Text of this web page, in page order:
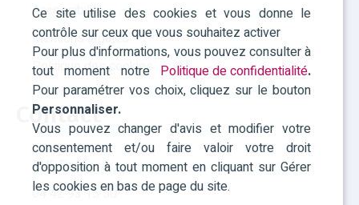
Ce site utilise des cookies et vous donne le
contrôle sur ceux que vous souhaitez activer
Pour plus d'informations, vous pouvez consulter à
tout moment notre Politique de confidentialité.
Pour paramétrer vos choix, cliquez sur le bouton
Personnaliser.
Vous pouvez changer d'avis et modifier votre
consentement et/ou faire valoir votre droit
d'opposition à tout moment en cliquant sur Gérer
les cookies en bas de page du site.
Accessibilité
Mentions légales
Politique des cookies
Contact
RHF Paca
04 42 93 15 50